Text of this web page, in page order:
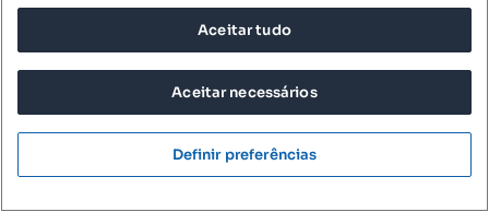
Aceitar tudo
Aceitar necessários
Definir preferências